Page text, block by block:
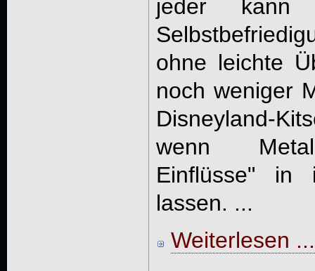
jeder kann
ohne leichte
noch weniger
Disneyland-
wenn
Einflüsse" in
lassen. ...
Weiterlesen ...